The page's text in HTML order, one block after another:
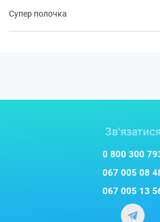
Супер полочка
Зв'язатися
0 800 300
067 005 08
067 005 13